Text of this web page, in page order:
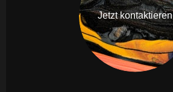
Jetzt kontaktieren